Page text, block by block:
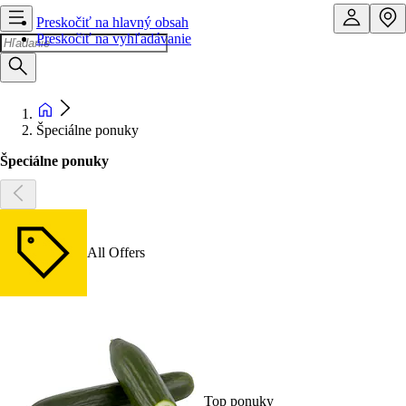
Preskočiť na hlavný obsah
Preskočiť na vyhľadávanie
Špeciálne ponuky
Špeciálne ponuky
All Offers
Top ponuky